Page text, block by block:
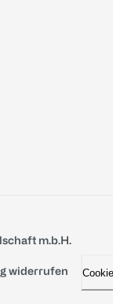
m.b.H.
widerrufen